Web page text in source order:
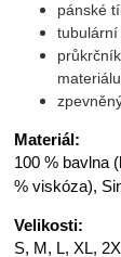
pánské
tubulární
materiálu
Materiál:
100 % bavlna
% viskóza),
Velikosti:
S, M, L, XL,